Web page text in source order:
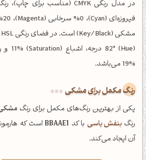
در مدل رنگی CMYK (مناسب برای چاپ)، رنگ
19% می‌باشد.
رنگ مکمل برای مشکی
یکی از بهترین رنگ‌های مکمل برای رنگ
رنگ بنفش یاسی با کد BBAAE1است که
آن ایجاد می‌کند.